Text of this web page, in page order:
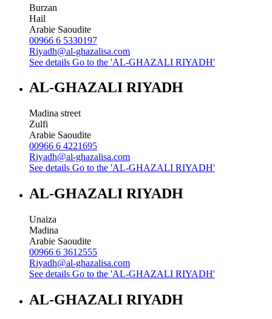
Burzan
Hail
Arabie Saoudite
00966 6 5330197
Riyadh@al-ghazalisa.com
See details Go to the 'AL-GHAZALI RIYADH'
AL-GHAZALI RIYADH
Madina street
Zulfi
Arabie Saoudite
00966 6 4221695
Riyadh@al-ghazalisa.com
See details Go to the 'AL-GHAZALI RIYADH'
AL-GHAZALI RIYADH
Unaiza
Madina
Arabie Saoudite
00966 6 3612555
Riyadh@al-ghazalisa.com
See details Go to the 'AL-GHAZALI RIYADH'
AL-GHAZALI RIYADH